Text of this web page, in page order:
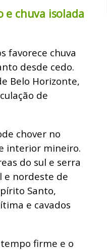
e chuva isolada
favorece chuva
desde cedo.
Belo Horizonte,
de
chover no
interior mineiro.
do sul e serra
e nordeste de
Santo,
e cavados
firme e o